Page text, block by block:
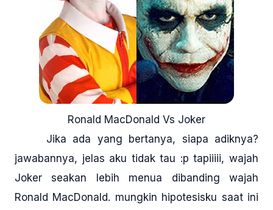
Ronald MacDonald Vs Joker
Jika ada yang bertanya, siapa adiknya?
jawabannya, jelas aku tidak tau :p tapiiiii, wajah
Joker seakan lebih menua dibanding wajah
Ronald MacDonald. mungkin hipotesisku saat ini